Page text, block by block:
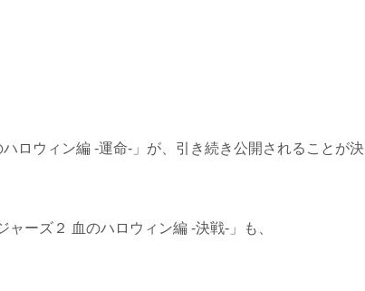
ロウィン編 -運命-」が、引き続き公開されることが決
ーズ２ 血のハロウィン編 -決戦-」も、